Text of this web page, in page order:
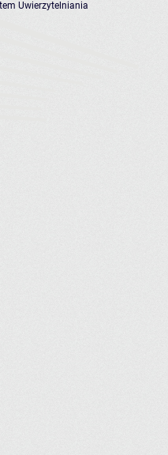
Uwierzytelniania